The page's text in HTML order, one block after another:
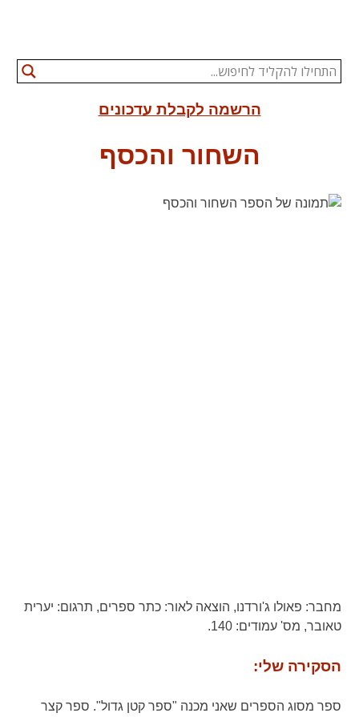
הרשמה לקבלת עדכונים
השחור והכסף
מחבר: פאולו ג'ורדנו, הוצאה לאור: כתר ספרים, תרגום: יערית
טאובר, מס' עמודים: 140.
הסקירה שלי:
ספר מסוג הספרים שאני מכנה "ספר קטן גדול". ספר קצר